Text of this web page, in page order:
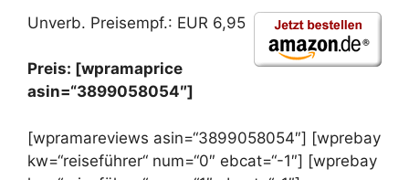
Unverb. Preisempf.: EUR 6,95
Preis: [wpramaprice
asin=“3899058054″]
[wpramareviews asin=“3899058054″] [wprebay
kw=“reiseführer“ num=“0″ ebcat=“-1″] [wprebay